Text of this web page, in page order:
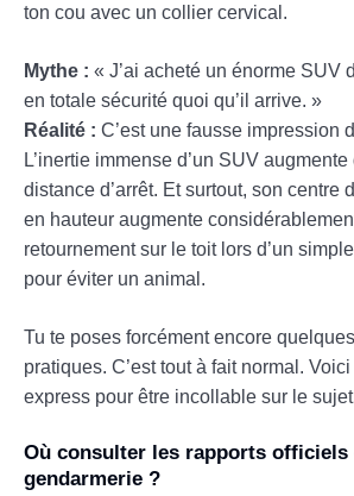
ton cou avec un collier cervical.
Mythe : « J’ai acheté un énorme SUV
en totale sécurité quoi qu’il arrive. »
Réalité : C’est une fausse impression
L’inertie immense d’un SUV
distance d’arrêt. Et surtout, son centre
en hauteur augmente
retournement sur le toit lors d’un
pour éviter un animal.
Tu te poses forcément encore
pratiques. C’est tout à fait normal.
express pour être incollable sur le
Où consulter les rapports officiels
gendarmerie ?